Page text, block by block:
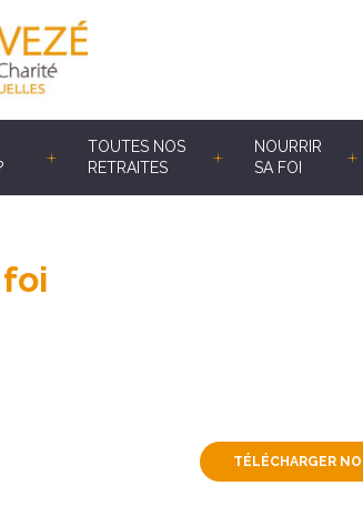
TOUTES NOS
RETRAITES
NOURRIR
SA FOI
TÉLÉCHARGER